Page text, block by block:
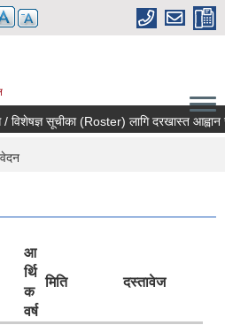
/ विशेषज्ञ सूचीका (Roster) लागि दरखास्त आह्वान
आ
र्थि
क
वर्ष
मिति दस्तावेज